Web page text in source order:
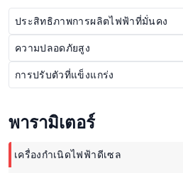
ประสิทธิภาพการผลิตไฟฟ้าที่มั่นคง
ความปลอดภัยสูง
การปรับตัวที่แข็งแกร่ง
พารามิเตอร์
เครื่องกำเนิดไฟฟ้าดีเซล